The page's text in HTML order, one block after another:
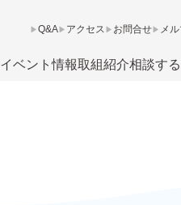
イベント情報取組紹介相談する
Q&A アクセス お問合せ メ